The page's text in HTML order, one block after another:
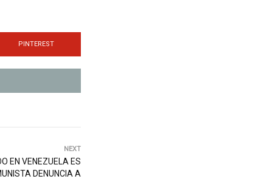
PINTEREST
NEXT
EN VENEZUELA ES
DENUNCIA A